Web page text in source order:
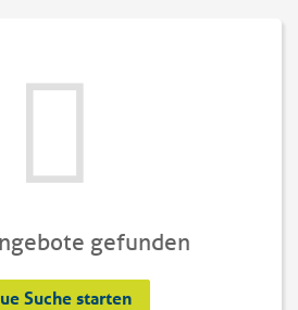
gefunden
Suche starten